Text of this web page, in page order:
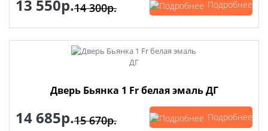
13 550р.14 300р. Подробнее
Дверь Бьянка 1 Fr белая эмаль ДГ
14 685р.15 670р. Подробнее